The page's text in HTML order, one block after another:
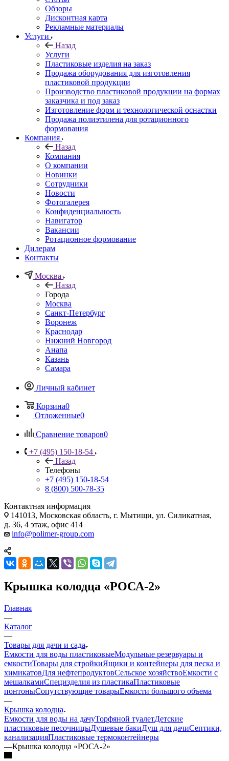
Обзоры
Дисконтная карта
Рекламные материалы
Услуги
Назад
Услуги
Пластиковые изделия на заказ
Продажа оборудования для изготовления
пластиковой продукции
Производство пластиковой продукции на формах
заказчика и под заказ
Изготовление форм и технологической оснастки
Продажа полиэтилена для ротационного
формования
Компания
Назад
Компания
О компании
Новинки
Сотрудники
Новости
Фотогалерея
Конфиденциальность
Навигатор
Вакансии
Ротационное формование
Дилерам
Контакты
Москва
Назад
Города
Москва
Санкт-Петербург
Воронеж
Краснодар
Нижний Новгород
Анапа
Казань
Самара
Личный кабинет
Корзина0
Отложенные0
Сравнение товаров0
+7 (495) 150-18-54
Назад
Телефоны
+7 (495) 150-18-54
8 (800) 500-78-35
Контактная информация
141013, Московская область, г. Мытищи, ул. Силикатная,
д. 36, 4 этаж, офис 414
info@polimer-group.com
Крышка колодца «РОСА-2»
Главная
—
Каталог
—
Товары для дачи и сада
Емкости для воды пластиковыеМодульные резервуары и
емкостиТовары для стройкиЯщики и контейнеры для песка и
химикатовДля нефтепродуктовСельское хозяйствоЕмкости с
мешалкамиСпецизделия из пластикаПластиковые
понтоныСопутствующие товарыЕмкости большого объема
—
Крышка колодца
Емкости для воды на дачуТорфяной туалетДетские
пластиковые песочницыДушевые бакиДуш для дачиСептики,
канализацияПластиковые термоконтейнеры
—Крышка колодца «РОСА-2»